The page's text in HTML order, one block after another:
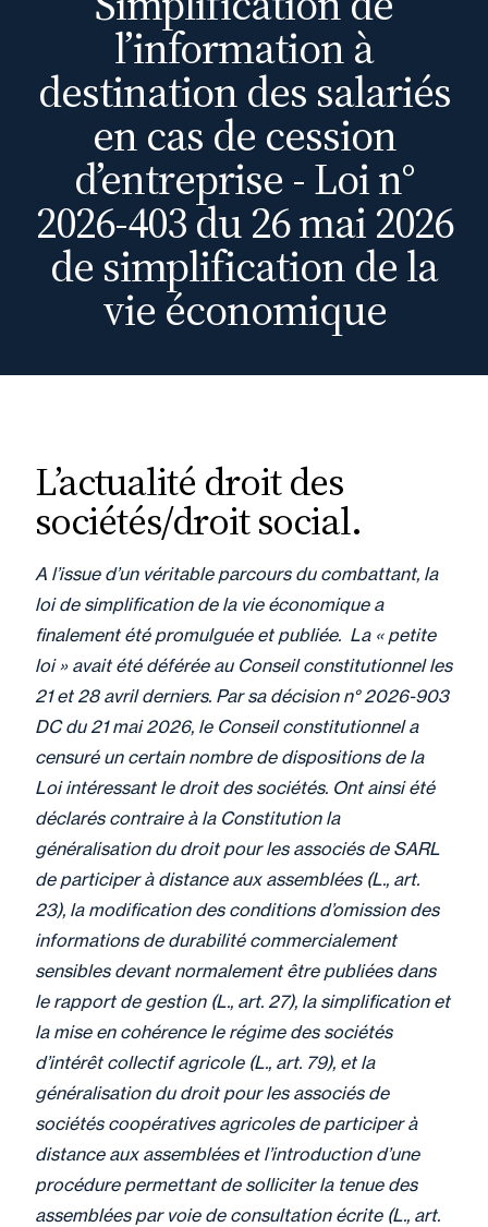
l’information à
destination des salariés
en cas de cession
d’entreprise - Loi n°
2026-403 du 26 mai 2026
de simplification de la
vie économique
L’actualité droit des
sociétés/droit social.
A l’issue d’un véritable parcours du combattant, la
loi de simplification de la vie économique a
finalement été promulguée et publiée. La « petite
loi » avait été déférée au Conseil constitutionnel les
21 et 28 avril derniers. Par sa décision n° 2026-903
DC du 21 mai 2026, le Conseil constitutionnel a
censuré un certain nombre de dispositions de la
Loi intéressant le droit des sociétés. Ont ainsi été
déclarés contraire à la Constitution la
généralisation du droit pour les associés de SARL
de participer à distance aux assemblées (L., art.
23), la modification des conditions d’omission des
informations de durabilité commercialement
sensibles devant normalement être publiées dans
le rapport de gestion (L., art. 27), la simplification et
la mise en cohérence le régime des sociétés
d’intérêt collectif agricole (L., art. 79), et la
généralisation du droit pour les associés de
sociétés coopératives agricoles de participer à
distance aux assemblées et l’introduction d’une
procédure permettant de solliciter la tenue des
assemblées par voie de consultation écrite (L., art.